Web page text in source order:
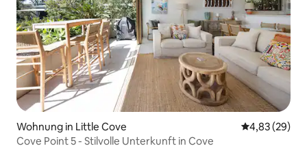
Wohnung in Little Cove
4,83 (29)
Cove Point 5 - Stilvolle Unterkunft in Cove